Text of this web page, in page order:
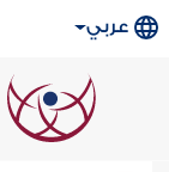
عربي